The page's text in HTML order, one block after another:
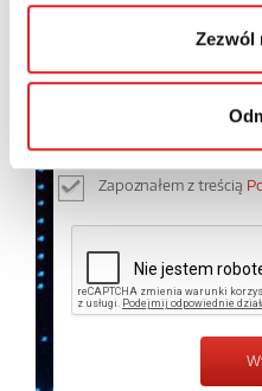
Zezwól
Wyrażam zgodę na
osobowych przez
temat przetwarzania
Zapoznałem z treścią